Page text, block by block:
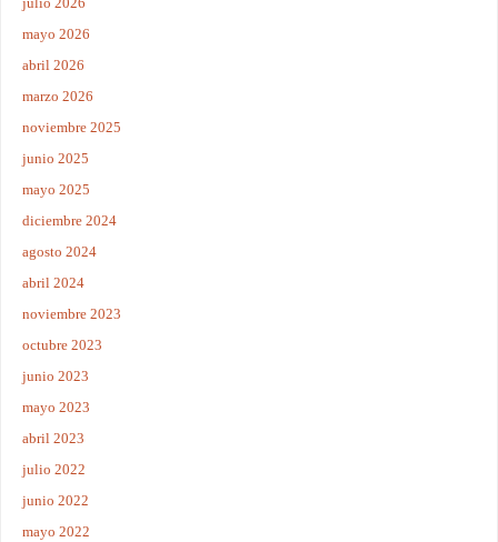
mayo 2026
abril 2026
marzo 2026
noviembre 2025
junio 2025
mayo 2025
diciembre 2024
agosto 2024
abril 2024
noviembre 2023
octubre 2023
junio 2023
mayo 2023
abril 2023
julio 2022
junio 2022
mayo 2022